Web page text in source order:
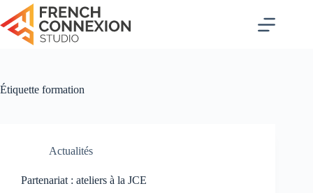
Passer
au
contenu
Étiquette formation
Actualités
Partenariat : ateliers à la JCE